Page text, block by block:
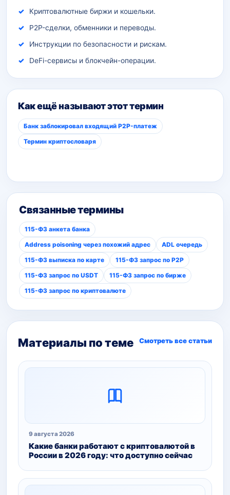
Криптовалютные биржи и кошельки.
P2P-сделки, обменники и переводы.
Инструкции по безопасности и рискам.
DeFi-сервисы и блокчейн-операции.
Как ещё называют этот термин
Банк заблокировал входящий P2P-платеж
Термин криптословаря
Связанные термины
115-ФЗ анкета банка
Address poisoning через похожий адрес ADL очередь
115-ФЗ выписка по карте 115-ФЗ запрос по P2P
115-ФЗ запрос по USDT 115-ФЗ запрос по бирже
115-ФЗ запрос по криптовалюте
Материалы по теме Смотреть все статьи
9 августа 2026
Какие банки работают с криптовалютой в
России в 2026 году: что доступно сейчас